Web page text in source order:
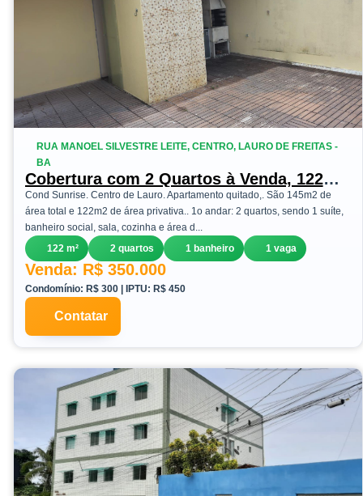
RUA MANOEL SILVESTRE LEITE, CENTRO, LAURO DE FREITAS -
BA
Cobertura com 2 Quartos à Venda, 122
m²em Centro - Lauro de Freitas
Cond Sunrise. Centro de Lauro. Apartamento quitado,. São 145m2 de
área total e 122m2 de área privativa.. 1o andar: 2 quartos, sendo 1 suíte,
banheiro social, sala, cozinha e área d...
122 m²
2 quartos 1 banheiro 1 vaga
Venda: R$ 350.000
Condomínio: R$ 300 | IPTU: R$ 450
Contatar